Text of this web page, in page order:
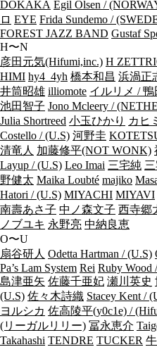
DOKAKA Egil Olsen /
ロ EYE Frida Sundemo /
FOREST JAZZ BAND Gustaf
H〜N
彦田元気(Hifumi,inc.) H
HIMI hy4_4yh 橋本和昌 浜渦正
井筒昭雄 illiomote イルリメ / 鴨
池田智子 Jono Mcleery /
Julia Shortreed 小玉ひかり カヒ
Costello / (U.S) 河野圭
清竜人 加藤修平(NOT WONK)
Layup / (U.S) Leo Imai 三宅純
野健太 Maika Loubté majiko
Hatori / (U.S) MIYACHI MIYAVI
南壽あさ子 中ノ森文子 西寺郷
ノブユキ 永野亮 中納良恵
O〜U
扇谷研人 Odetta Hartman / (U.S)
Pa’s Lam System Rei Ruby Wood
島津亜矢 佐藤千亜妃 瀬川英史
(U.S) 佐々木詩織 Stacey Kent /
ヨルシカ 佐高陵平(y0c1e) /
(リーガルリリー) 冨永恵介
Takahashi TENDRE TUCKER